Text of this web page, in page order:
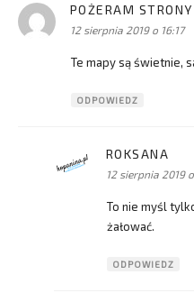
POŻERAM STRONY
12 sierpnia 2019 o 16:17
Te mapy są świetnie,
ODPOWIEDZ
ROKSANA
12 sierpnia 2019
To nie myśl
żałować.
ODPOWIEDZ